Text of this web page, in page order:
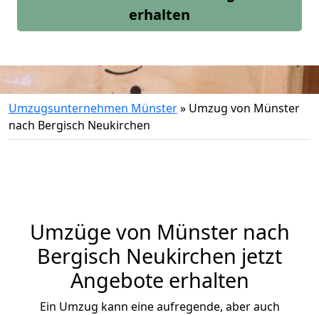
erhalten
Umzugsunternehmen Münster» Umzug von Münster
nach Bergisch Neukirchen
Umzüge von Münster nach
Bergisch Neukirchen jetzt
Angebote erhalten
Ein Umzug kann eine aufregende, aber auch